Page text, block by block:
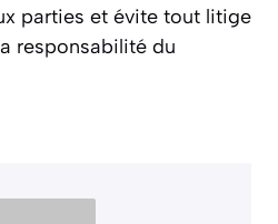
parties et évite tout litige
responsabilité du